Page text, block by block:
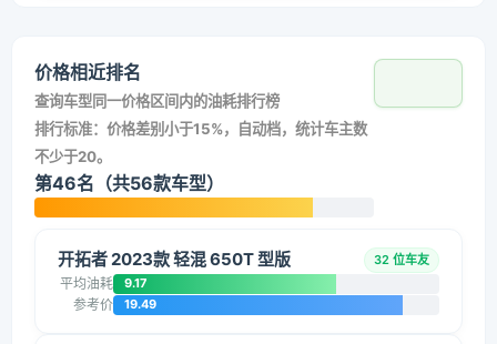
价格相近排名
查询车型同一价格区间内的油耗排行榜
排行标准：价格差别小于15%，自动档，统计车主数
不少于20。
第46名（共56款车型）
开拓者 2023款 轻混 650T 型版 32 位车友
平均油耗 9.17
参考价 19.49